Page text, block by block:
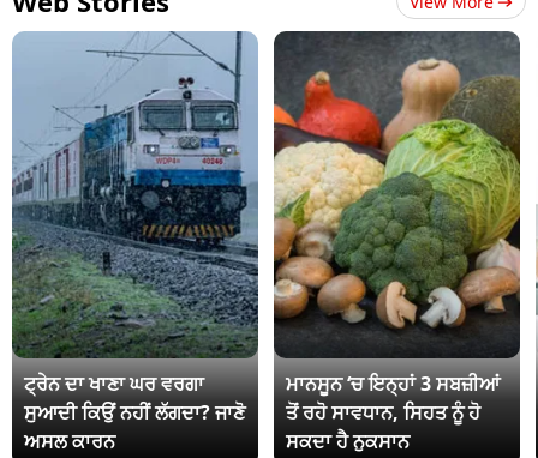
ਟ੍ਰੇਨ ਦਾ ਖਾਣਾ ਘਰ ਵਰਗਾ
ਸੁਆਦੀ ਕਿਉਂ ਨਹੀਂ ਲੱਗਦਾ? ਜਾਣੋ
ਅਸਲ ਕਾਰਨ
ਮਾਨਸੂਨ ‘ਚ ਇਨ੍ਹਾਂ 3 ਸਬਜ਼ੀਆਂ
ਤੋਂ ਰਹੋ ਸਾਵਧਾਨ, ਸਿਹਤ ਨੂੰ ਹੋ
ਸਕਦਾ ਹੈ ਨੁਕਸਾਨ